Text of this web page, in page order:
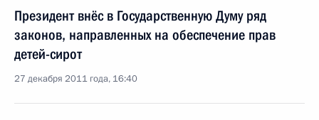
Президент внёс в Государственную Думу ряд
законов, направленных на обеспечение прав
детей-сирот
27 декабря 2011 года, 16:40